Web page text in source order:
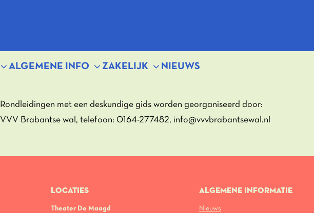
ALGEMENE INFO ZAKELIJK NIEUWS
Rondleidingen met een deskundige gids worden georganiseerd door:
VVV Brabantse wal, telefoon: 0164-277482, info@vvvbrabantsewal.nl
LOCATIES
Theater De Maagd
ALGEMENE INFORMATIE
Nieuws